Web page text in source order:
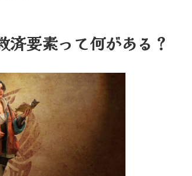
済要素って何がある？